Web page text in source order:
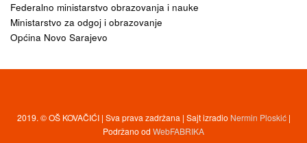
Federalno ministarstvo obrazovanja i nauke
Ministarstvo za odgoj i obrazovanje
Općina Novo Sarajevo
2019. © OŠ KOVAČIĆI | Sva prava zadržana | Sajt izradio Nermin Ploskić|
Podržano od WebFABRIKA